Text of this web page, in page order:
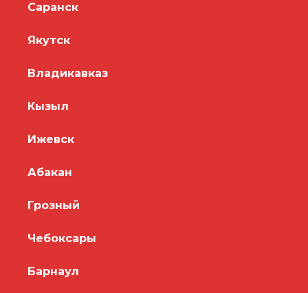
Саранск
Якутск
Владикавказ
Кызыл
Ижевск
Абакан
Грозный
Чебоксары
Барнаул